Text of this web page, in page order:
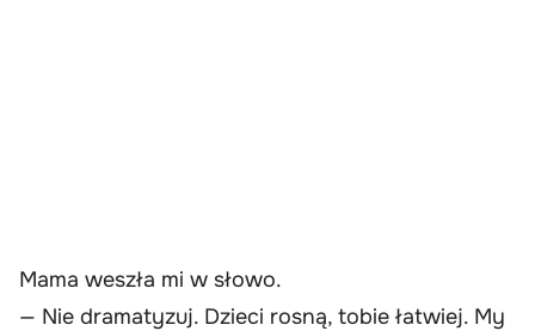
Mama weszła mi w słowo.
— Nie dramatyzuj. Dzieci rosną, tobie łatwiej. My